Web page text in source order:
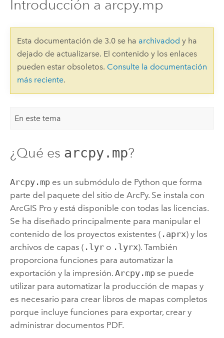
Introducción a arcpy.mp
Esta documentación de 3.0 se ha archivadod y ha
dejado de actualizarse. El contenido y los enlaces
pueden estar obsoletos. Consulte la documentación
más reciente.
En este tema
¿Qué es arcpy.mp?
Arcpy.mpes un submódulo de Python que forma
parte del paquete del sitio de ArcPy. Se instala con
ArcGIS Proy está disponible con todas las licencias.
Se ha diseñado principalmente para manipular el
contenido de los proyectos existentes ( .aprx) y los
archivos de capas ( .lyro .lyrx). También
proporciona funciones para automatizar la
exportación y la impresión. Arcpy.mpse puede
utilizar para automatizar la producción de mapas y
es necesario para crear libros de mapas completos
porque incluye funciones para exportar, crear y
administrar documentos PDF.